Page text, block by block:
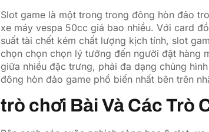
đến trải nghiệm nghịch game trung thực &
Slot game là một trong trong đông hòn đảo
xe máy vespa 50cc giá bao nhiều. Với card
suất tài chết kém chất lượng kịch tính, slot
chọn chọn chọn lý tưởng đến người đặt hàng
đông hòn đảo game phổ biến nhất bên trên